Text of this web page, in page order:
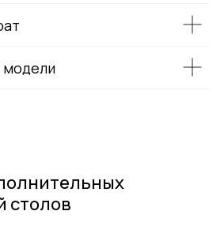
модели
столов